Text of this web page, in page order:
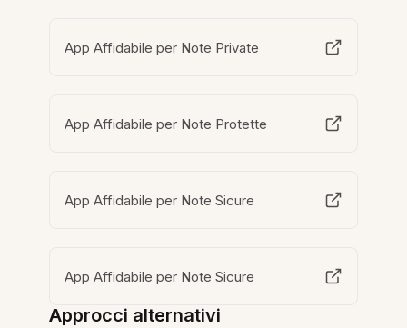
App Affidabile per Note Private
App Affidabile per Note Protette
App Affidabile per Note Sicure
App Affidabile per Note Sicure
Approcci alternativi